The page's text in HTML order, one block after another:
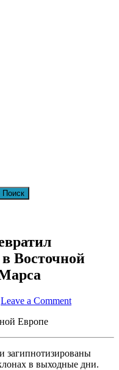
Восточной
Leave a Comment
в выходные дни.